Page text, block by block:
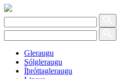
Gleraugu
Sólgleraugu
Íþróttagleraugu